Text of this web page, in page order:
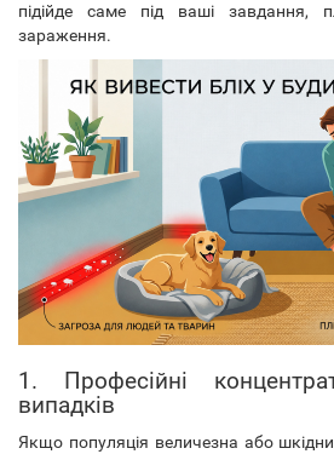
підійде саме під ваші завдання,
зараження.
1. Професійні
випадків
Якщо популяція величезна або